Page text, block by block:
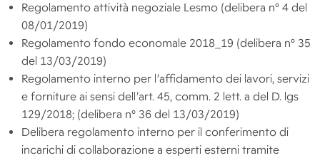
Regolamento attività negoziale Lesmo (delibera n° 4 del
08/01/2019)
Regolamento fondo economale 2018_19 (delibera n° 35
del 13/03/2019)
Regolamento interno per l’affidamento dei lavori, servizi
e forniture ai sensi dell’art. 45, comm. 2 lett. a del D. lgs
129/2018; (delibera n° 36 del 13/03/2019)
Delibera regolamento interno per il conferimento di
incarichi di collaborazione a esperti esterni tramite